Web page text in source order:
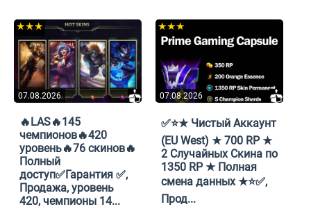
07.08.2026
★★★
🔥LAS🔥145
чемпионов🔥420
уровень🔥76 скинов🔥
Полный
доступ✅Гарантия ✅,
Продажа, уровень
420, чемпионы 14...
07.08.2026
★★★
✅⭐★ Чистый Аккаунт
(EU West) ★ 700 RP ★
2 Случайных Скина по
1350 RP ★ Полная
смена данных ★⭐✅,
Прод...